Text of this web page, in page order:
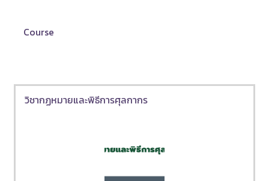
Course
วิชากฏหมายและพิธีการศุลกากร